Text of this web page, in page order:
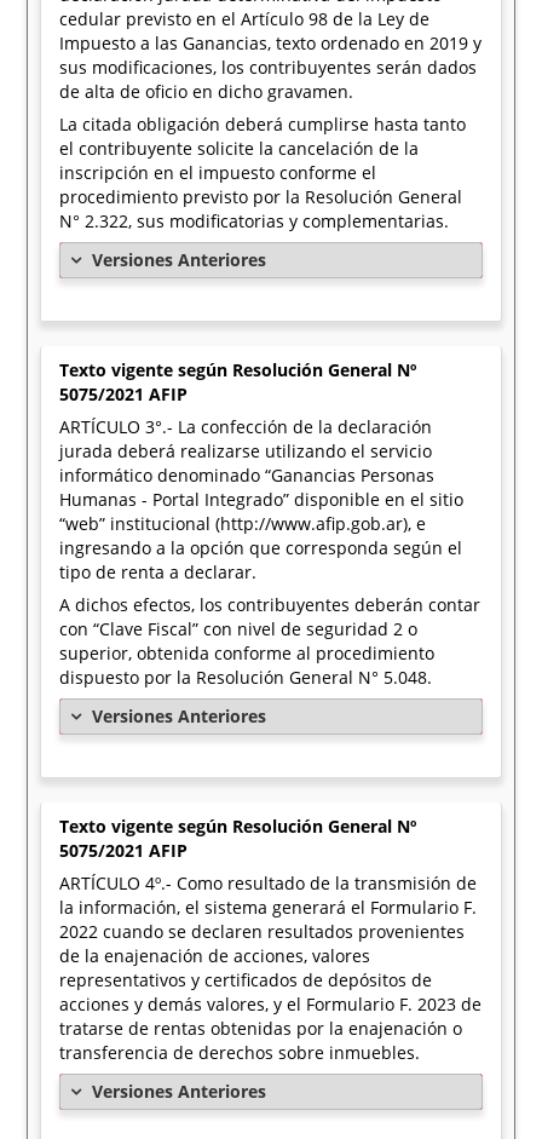
cedular previsto en el Artículo 98 de la Ley de
Impuesto a las Ganancias, texto ordenado en 2019 y
sus modificaciones, los contribuyentes serán dados
de alta de oficio en dicho gravamen.
La citada obligación deberá cumplirse hasta tanto
el contribuyente solicite la cancelación de la
inscripción en el impuesto conforme el
procedimiento previsto por la Resolución General
N° 2.322, sus modificatorias y complementarias.
Versiones Anteriores
Texto vigente según Resolución General Nº
5075/2021 AFIP
ARTÍCULO 3°.- La confección de la declaración
jurada deberá realizarse utilizando el servicio
informático denominado “Ganancias Personas
Humanas - Portal Integrado” disponible en el sitio
“web” institucional (http://www.afip.gob.ar), e
ingresando a la opción que corresponda según el
tipo de renta a declarar.
A dichos efectos, los contribuyentes deberán contar
con “Clave Fiscal” con nivel de seguridad 2 o
superior, obtenida conforme al procedimiento
dispuesto por la Resolución General N° 5.048.
Versiones Anteriores
Texto vigente según Resolución General Nº
5075/2021 AFIP
ARTÍCULO 4º.- Como resultado de la transmisión de
la información, el sistema generará el Formulario F.
2022 cuando se declaren resultados provenientes
de la enajenación de acciones, valores
representativos y certificados de depósitos de
acciones y demás valores, y el Formulario F. 2023 de
tratarse de rentas obtenidas por la enajenación o
transferencia de derechos sobre inmuebles.
Versiones Anteriores